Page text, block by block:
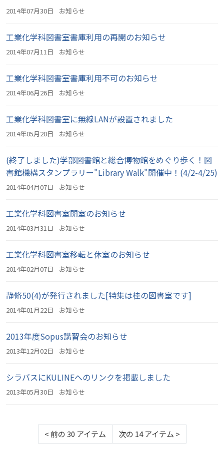
2014年07月30日 お知らせ
工業化学科図書室書庫利用の再開のお知らせ
2014年07月11日 お知らせ
工業化学科図書室書庫利用不可のお知らせ
2014年06月26日 お知らせ
工業化学科図書室に無線LANが設置されました
2014年05月20日 お知らせ
(終了しました)学部図書館と総合博物館をめぐり歩く！図
書館機構スタンプラリー"Library Walk"開催中！(4/2-4/25)
2014年04月07日 お知らせ
工業化学科図書室開室のお知らせ
2014年03月31日 お知らせ
工業化学科図書室移転と休室のお知らせ
2014年02月07日 お知らせ
静脩50(4)が発行されました[特集は桂の図書室です]
2014年01月22日 お知らせ
2013年度Sopus講習会のお知らせ
2013年12月02日 お知らせ
シラバスにKULINEへのリンクを掲載しました
2013年05月30日 お知らせ
<前の 30 アイテム 次の 14 アイテム >